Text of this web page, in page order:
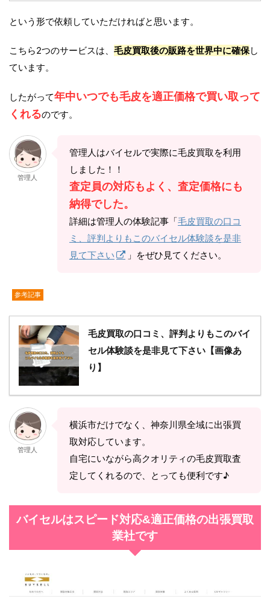
という形で依頼していただければと思います。
こちら2つのサービスは、 毛皮買取後の販路を世界中に確保し
ています。
したがって年中いつでも毛皮を適正価格で買い取って
くれるのです。
管理人
管理人はバイセルで実際に毛皮買取を利用
しました！！
査定員の対応もよく、査定価格にも
納得でした。
詳細は管理人の体験記事「毛皮買取の口コ
ミ、評判よりもこのバイセル体験談を是非
見て下さい
」をぜひ見てください。
参考記事
毛皮買取の口コミ、評判よりもこのバイ
セル体験談を是非見て下さい【画像あ
り】
管理人
横浜市だけでなく、神奈川県全域に出張買
取対応しています。
自宅にいながら高クオリティの毛皮買取査
定してくれるので、とっても便利です♪
バイセルはスピード対応&適正価格の出張買取
業社です